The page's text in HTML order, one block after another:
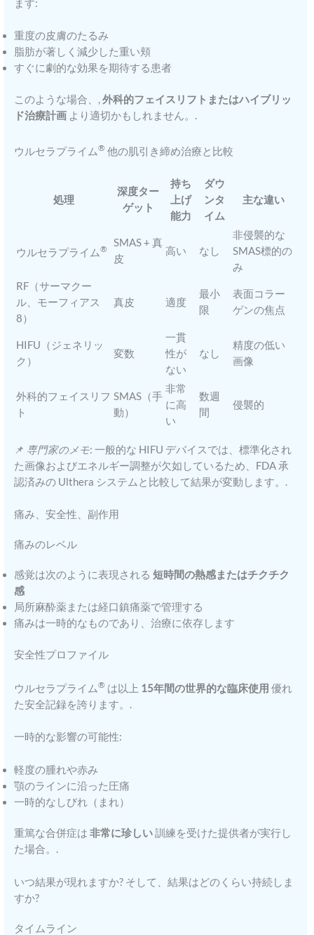
ます:
重度の皮膚のたるみ
脂肪が著しく減少した重い頬
すぐに劇的な効果を期待する患者
このような場合、,外科的フェイスリフトまたはハイブリッ
ド治療計画 より適切かもしれません。.
ウルセラプライム® 他の肌引き締め治療と比較
処理
深度ター
ゲット
持ち
上げ
能力
ダウ
ンタ
イム
主な違い
ウルセラプライム®
SMAS + 真
皮
高い なし
非侵襲的な
SMAS標的の
み
RF（サーマクー
ル、モーフィアス
8）
真皮 適度
最小
限
表面コラー
ゲンの焦点
HIFU（ジェネリッ
ク）
変数
一貫
性が
ない
なし
精度の低い
画像
外科的フェイスリフ
ト
SMAS（手
動）
非常
に高
い
数週
間
侵襲的
📌 専門家のメモ: 一般的な HIFU デバイスでは、標準化され
た画像およびエネルギー調整が欠如しているため、FDA 承
認済みの Ulthera システムと比較して結果が変動します。.
痛み、安全性、副作用
痛みのレベル
感覚は次のように表現される短時間の熱感またはチクチク
感
局所麻酔薬または経口鎮痛薬で管理する
痛みは一時的なものであり、治療に依存します
安全性プロファイル
ウルセラプライム® は以上 15年間の世界的な臨床使用 優れ
た安全記録を誇ります。.
一時的な影響の可能性:
軽度の腫れや赤み
顎のラインに沿った圧痛
一時的なしびれ（まれ）
重篤な合併症は非常に珍しい訓練を受けた提供者が実行し
た場合。.
いつ結果が現れますか? そして、結果はどのくらい持続しま
すか?
タイムライン